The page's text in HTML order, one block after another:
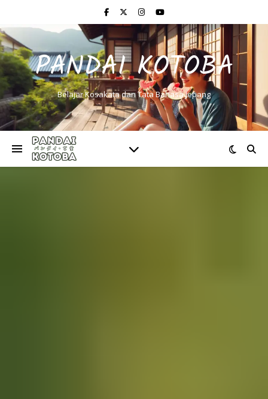
PANDAI KOTOBA
Belajar Kosakata dan Tata Bahasa Jepang